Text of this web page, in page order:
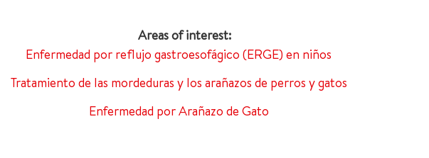
Enfermedad por reflujo gastroesofágico (ERGE) en niños
Tratamiento de las mordeduras y los arañazos de perros y gatos
Enfermedad por Arañazo de Gato